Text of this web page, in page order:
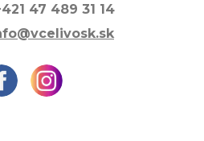
489 31 14